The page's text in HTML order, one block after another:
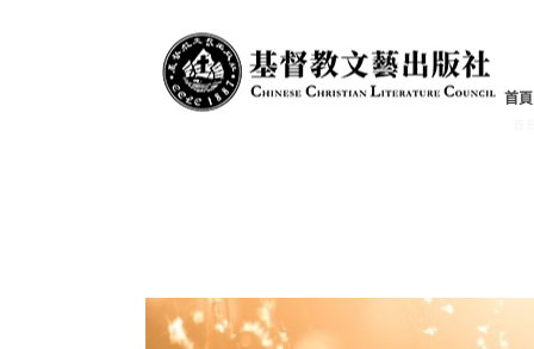
首頁
文章集